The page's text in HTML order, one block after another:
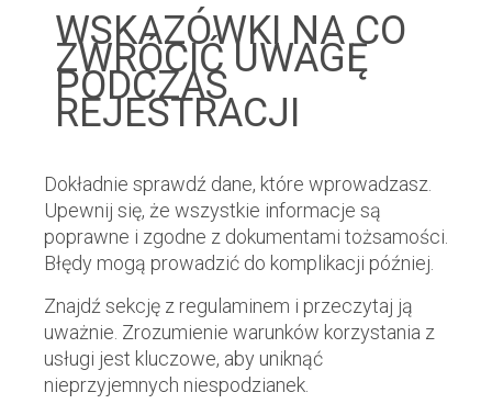
WSKAZÓWKI NA CO
ZWRÓCIĆ UWAGĘ
PODCZAS
REJESTRACJI
Dokładnie sprawdź dane, które wprowadzasz.
Upewnij się, że wszystkie informacje są
poprawne i zgodne z dokumentami tożsamości.
Błędy mogą prowadzić do komplikacji później.
Znajdź sekcję z regulaminem i przeczytaj ją
uważnie. Zrozumienie warunków korzystania z
usługi jest kluczowe, aby uniknąć
nieprzyjemnych niespodzianek.